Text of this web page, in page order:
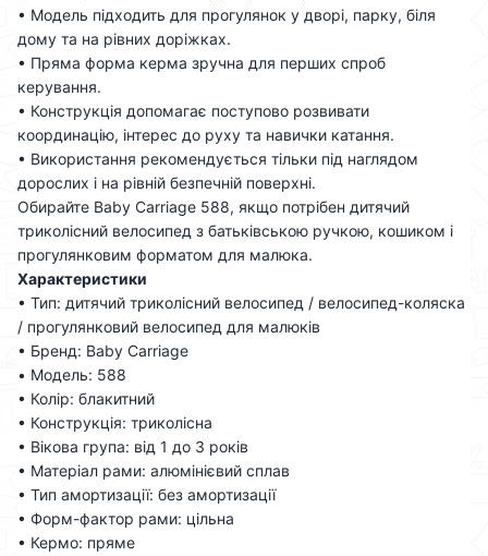
• Модель підходить для прогулянок у дворі, парку, біля
дому та на рівних доріжках.
• Пряма форма керма зручна для перших спроб
керування.
• Конструкція допомагає поступово розвивати
координацію, інтерес до руху та навички катання.
• Використання рекомендується тільки під наглядом
дорослих і на рівній безпечній поверхні.
Обирайте Baby Carriage 588, якщо потрібен дитячий
триколісний велосипед з батьківською ручкою, кошиком і
прогулянковим форматом для малюка.
Характеристики
• Тип: дитячий триколісний велосипед / велосипед-коляска
/ прогулянковий велосипед для малюків
• Бренд: Baby Carriage
• Модель: 588
• Колір: блакитний
• Конструкція: триколісна
• Вікова група: від 1 до 3 років
• Матеріал рами: алюмінієвий сплав
• Тип амортизації: без амортизації
• Форм-фактор рами: цільна
• Кермо: пряме